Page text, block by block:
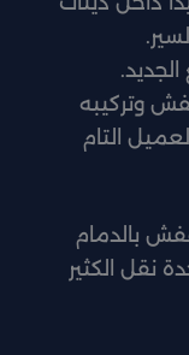
وتركيبه
التام
عفش بالدمام
نقل الكثير